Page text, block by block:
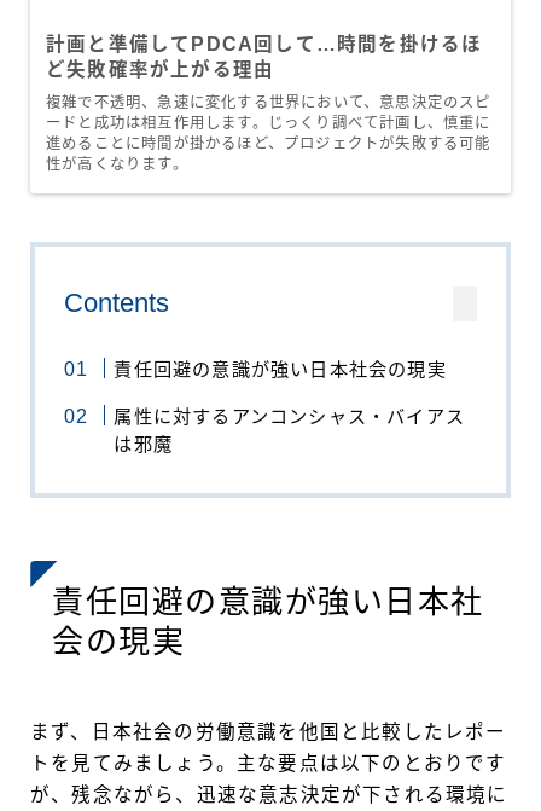
計画と準備してPDCA回して…時間を掛けるほ
ど失敗確率が上がる理由
複雑で不透明、急速に変化する世界において、意思決定のスピ
ードと成功は相互作用します。じっくり調べて計画し、慎重に
進めることに時間が掛かるほど、プロジェクトが失敗する可能
性が高くなります。
Contents
責任回避の意識が強い日本社会の現実
属性に対するアンコンシャス・バイアス
は邪魔
責任回避の意識が強い日本社
会の現実
まず、日本社会の労働意識を他国と比較したレポー
トを見てみましょう。主な要点は以下のとおりです
が、残念ながら、迅速な意志決定が下される環境に